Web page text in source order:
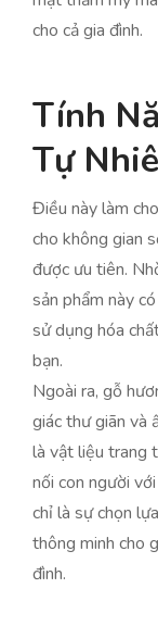
cho cả gia đình.
Tính
Tự
Điều này làm
cho không gian
được ưu tiên.
sản phẩm này
sử dụng hóa
bạn.
Ngoài ra, gỗ
giác thư giãn và
là vật liệu trang
nối con người
chỉ là sự chọn
thông minh cho
đình.